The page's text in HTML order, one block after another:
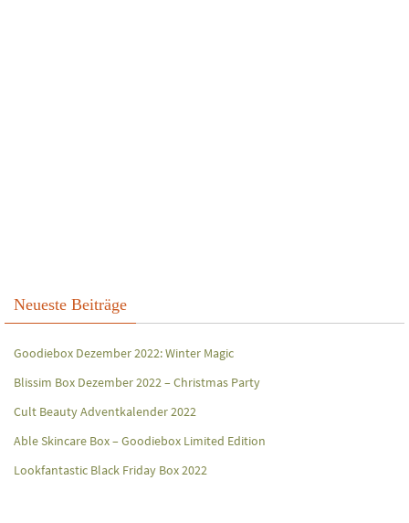
Neueste Beiträge
Goodiebox Dezember 2022: Winter Magic
Blissim Box Dezember 2022 – Christmas Party
Cult Beauty Adventkalender 2022
Able Skincare Box – Goodiebox Limited Edition
Lookfantastic Black Friday Box 2022